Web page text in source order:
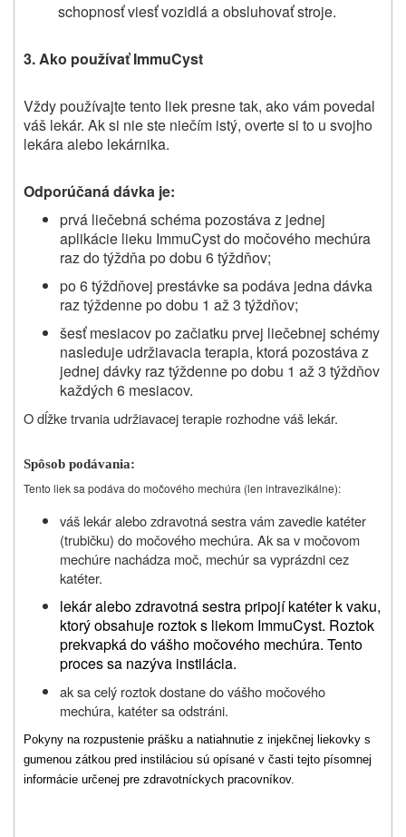
schopnosť viesť vozidlá a obsluhovať stroje.
3. Ako používať ImmuCyst
Vždy používajte tento liek presne tak, ako vám povedal
váš lekár. Ak si nie ste niečím istý, overte si to u svojho
lekára alebo lekárnika.
Odporúčaná dávka je:
prvá liečebná schéma pozostáva z jednej
aplikácie lieku ImmuCyst do močového mechúra
raz do týždňa po dobu 6 týždňov;
po 6 týždňovej prestávke sa podáva jedna dávka
raz týždenne po dobu 1 až 3 týždňov;
šesť mesiacov po začiatku prvej liečebnej schémy
nasleduje udržiavacia terapia, ktorá pozostáva z
jednej dávky raz týždenne po dobu 1 až 3 týždňov
každých 6 mesiacov.
O dĺžke trvania udržiavacej terapie rozhodne váš lekár.
Spôsob podávania:
Tento liek sa podáva do močového mechúra (len intravezikálne):
váš lekár alebo zdravotná sestra vám zavedie katéter
(trubičku) do močového mechúra. Ak sa v močovom
mechúre nachádza moč, mechúr sa vyprázdni cez
katéter.
lekár alebo zdravotná sestra pripojí katéter k vaku,
ktorý obsahuje roztok s liekom ImmuCyst. Roztok
prekvapká do vášho močového mechúra. Tento
proces sa nazýva instilácia.
ak sa celý roztok dostane do vášho močového
mechúra, katéter sa odstráni.
Pokyny na rozpustenie prášku a natiahnutie z injekčnej liekovky s
gumenou zátkou pred instiláciou sú opísané v časti tejto písomnej
informácie určenej pre zdravotníckych pracovníkov.